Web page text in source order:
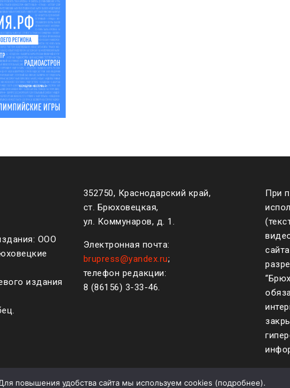
ООО
издания
352750, Краснодарский край,
ст. Брюховецкая,
ул. Коммунаров, д. 1.
Электронная почта:
brupress@yandex.ru;
телефон редакции:
8 (861 56) 3-33-46.
При
сайта
повышения удобства сайта мы используем cookies (подробнее).